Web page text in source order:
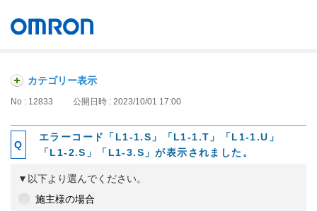
カテゴリー表示
No : 12833 公開日時 : 2023/10/01 17:00
エラーコード「L1-1.S」「L1-1.T」「L1-1.U」
「L1-2.S」「L1-3.S」が表示されました。
▼以下より選んでください。
施主様の場合